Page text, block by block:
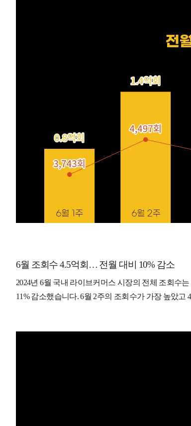
6월 조회수 4.5억회… 전월 대비 10% 감소
2024년 6월 국내 라이브커머스 시장의 전체 조회수
11% 감소했습니다. 6월 2주의 조회수가 가장 높았